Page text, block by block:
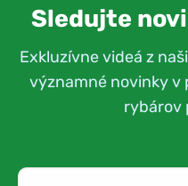
Sledujte
Exkluzívne videá z
významné novinky v
rybárov